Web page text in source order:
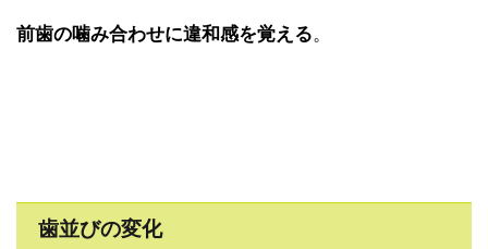
前歯の噛み合わせに違和感を覚える。
歯並びの変化